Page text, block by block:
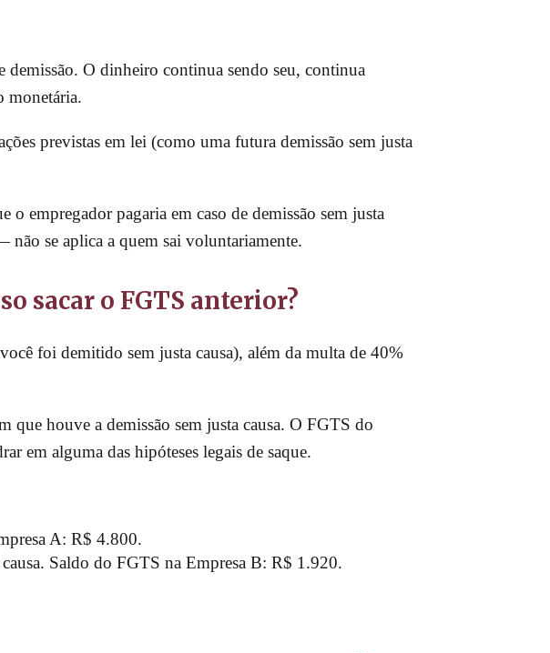
O dinheiro continua sendo seu, continua
monetária.
previstas em lei (como uma futura demissão sem justa
empregador pagaria em caso de demissão sem justa
não se aplica a quem sai voluntariamente.
sacar o FGTS anterior?
foi demitido sem justa causa), além da multa de 40%
que houve a demissão sem justa causa. O FGTS do
em alguma das hipóteses legais de saque.
A: R$ 4.800.
Saldo do FGTS na Empresa B: R$ 1.920.